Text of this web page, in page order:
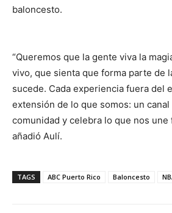
baloncesto.
“Queremos que la gente viva la
vivo, que sienta que forma parte de
sucede. Cada experiencia fuera del
extensión de lo que somos: un
comunidad y celebra lo que nos une
añadió Aulí.
TAGS ABC Puerto Rico Baloncesto